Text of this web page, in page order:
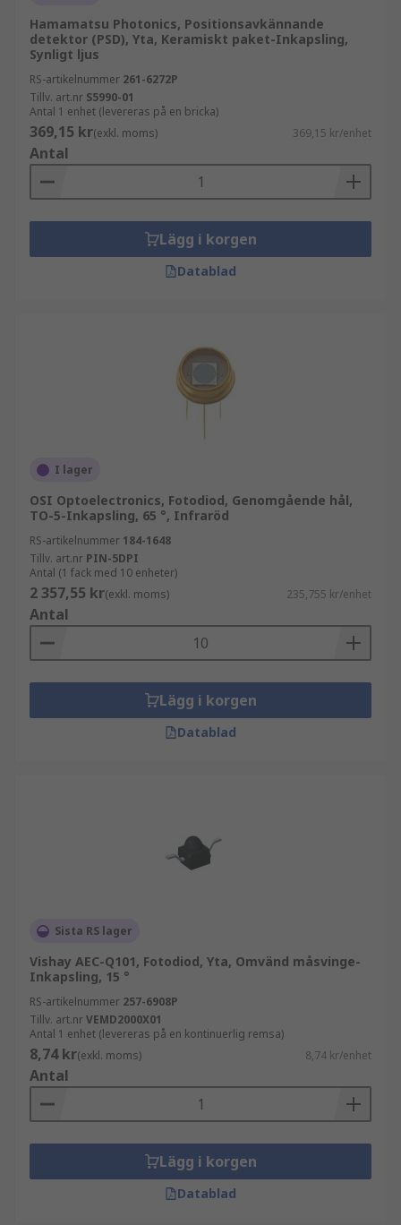
Hamamatsu Photonics, Positionsavkännande
detektor (PSD), Yta, Keramiskt paket-Inkapsling,
Synligt ljus
RS-artikelnummer 261-6272P
Tillv. art.nr S5990-01
Antal 1 enhet (levereras på en bricka)
369,15 kr(exkl. moms) 369,15 kr/enhet
Antal
Lägg i korgen
Datablad
I lager
OSI Optoelectronics, Fotodiod, Genomgående hål,
TO-5-Inkapsling, 65 °, Infraröd
RS-artikelnummer 184-1648
Tillv. art.nr PIN-5DPI
Antal (1 fack med 10 enheter)
2 357,55 kr(exkl. moms) 235,755 kr/enhet
Antal
Lägg i korgen
Datablad
Sista RS lager
Vishay AEC-Q101, Fotodiod, Yta, Omvänd måsvinge-
Inkapsling, 15 °
RS-artikelnummer 257-6908P
Tillv. art.nrVEMD2000X01
Antal 1 enhet (levereras på en kontinuerlig remsa)
8,74 kr(exkl. moms) 8,74 kr/enhet
Antal
Lägg i korgen
Datablad